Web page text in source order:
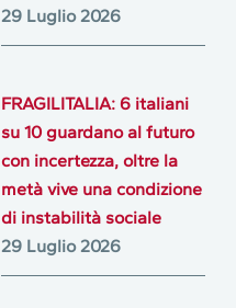
29 Luglio 2026
FRAGILITALIA: 6 italiani
su 10 guardano al futuro
con incertezza, oltre la
metà vive una condizione
di instabilità sociale
29 Luglio 2026